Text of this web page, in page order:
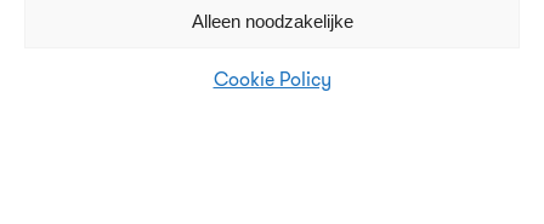
Alleen noodzakelijke
Cookie Policy